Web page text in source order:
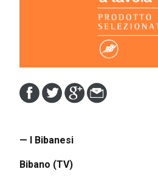
— I Bibanesi
Bibano (TV)